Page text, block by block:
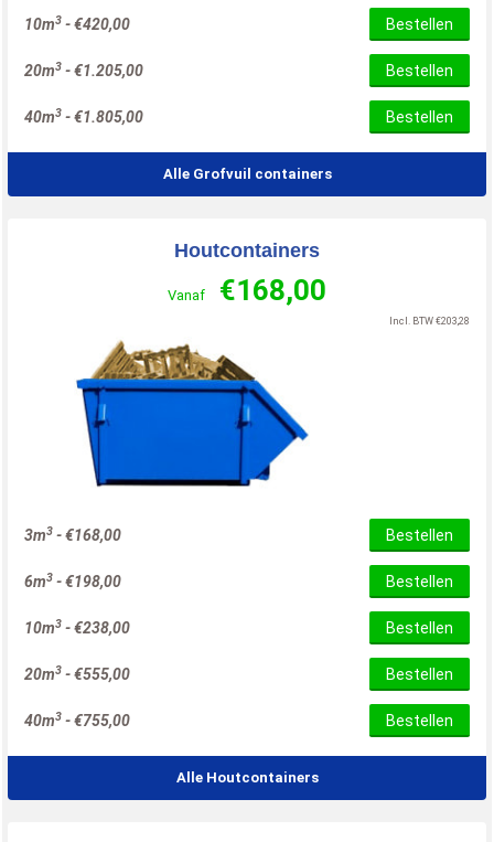
10m3 -€420,00 Bestellen
20m3 -€1.205,00 Bestellen
40m3 -€1.805,00 Bestellen
Alle Grofvuil containers
Houtcontainers
Vanaf €168,00
Incl. BTW €203,28
3m3 -€168,00 Bestellen
6m3 -€198,00 Bestellen
10m3 -€238,00 Bestellen
20m3 -€555,00 Bestellen
40m3 -€755,00 Bestellen
Alle Houtcontainers